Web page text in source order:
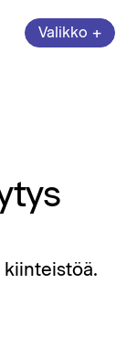
Valikko
Avaa
+
kiinteistöä.